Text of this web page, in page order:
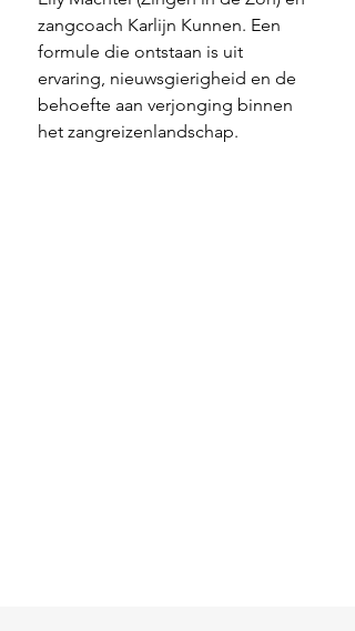
zangcoach Karlijn Kunnen. Een
formule die ontstaan is uit
ervaring, nieuwsgierigheid en de
behoefte aan verjonging binnen
het zangreizenlandschap.